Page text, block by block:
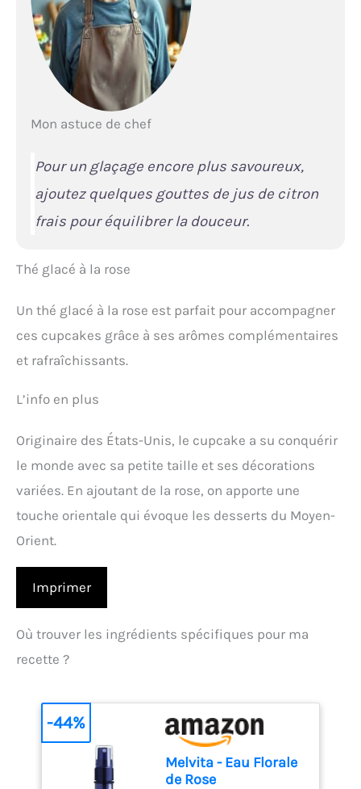
Mon astuce de chef
Pour un glaçage encore plus savoureux,
ajoutez quelques gouttes de jus de citron
frais pour équilibrer la douceur.
Thé glacé à la rose
Un thé glacé à la rose est parfait pour accompagner
ces cupcakes grâce à ses arômes complémentaires
et rafraîchissants.
L’info en plus
Originaire des États-Unis, le cupcake a su conquérir
le monde avec sa petite taille et ses décorations
variées. En ajoutant de la rose, on apporte une
touche orientale qui évoque les desserts du Moyen-
Orient.
Imprimer
Où trouver les ingrédients spécifiques pour ma
recette ?
Melvita - Eau Florale
de Rose
-44%